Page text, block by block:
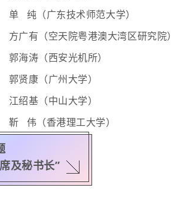
李宝军（暨南大学）
黎大兵（长春光机所）
林 强（浙江工业大学）
单 纯（广东技术师范大学）
方广有（空天院粤港澳大湾区研究院）
郭海涛（西安光机所）
郭贤康（广州大学）
江绍基（中山大学）
靳 伟（香港理工大学）
李志远（华南理工大学）
王义平（深圳大学）
及秘书长”